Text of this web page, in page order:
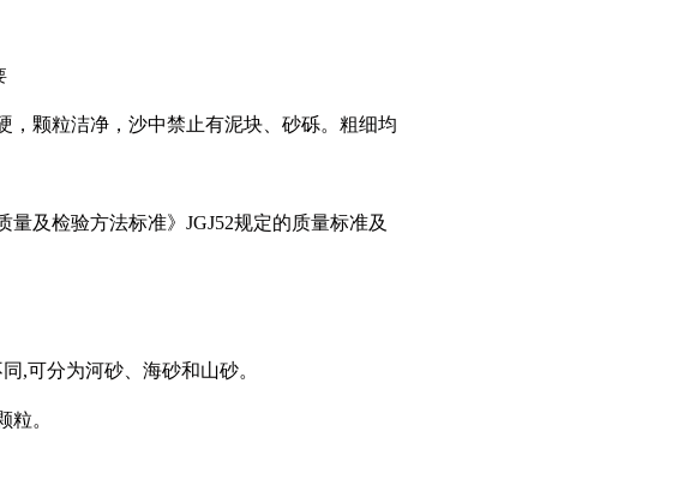
颗粒洁净，沙中禁止有泥块、砂砾。粗细均
及检验方法标准》JGJ52规定的质量标准及
,可分为河砂、海砂和山砂。
粒。